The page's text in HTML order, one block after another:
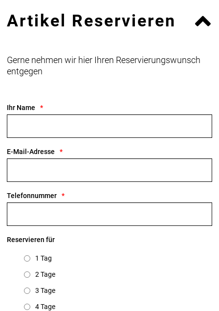
Artikel Reservieren
Gerne nehmen wir hier Ihren Reservierungswunsch
entgegen
Ihr Name
E-Mail-Adresse
Telefonnummer
Reservieren für
1 Tag
2 Tage
3 Tage
4 Tage